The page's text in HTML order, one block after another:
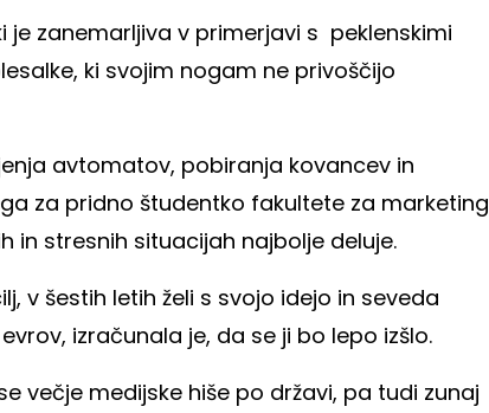
zanemarljiva v primerjavi s peklenskimi
ki svojim nogam ne privoščijo
avtomatov, pobiranja kovancev in
za pridno študentko fakultete za marketing
in stresnih situacijah najbolje deluje.
v šestih letih želi s svojo idejo in seveda
izračunala je, da se ji bo lepo izšlo.
večje medijske hiše po državi, pa tudi zunaj